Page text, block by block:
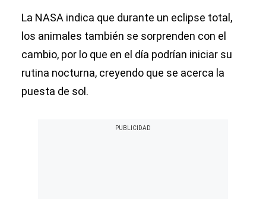
La NASA indica que durante un eclipse total,
los animales también se sorprenden con el
cambio, por lo que en el día podrían iniciar su
rutina nocturna, creyendo que se acerca la
puesta de sol.